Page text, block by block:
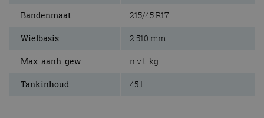
Bandenmaat 215/45 R17
Wielbasis 2.510 mm
Max. aanh. gew. n.v.t. kg
Tankinhoud 45 l